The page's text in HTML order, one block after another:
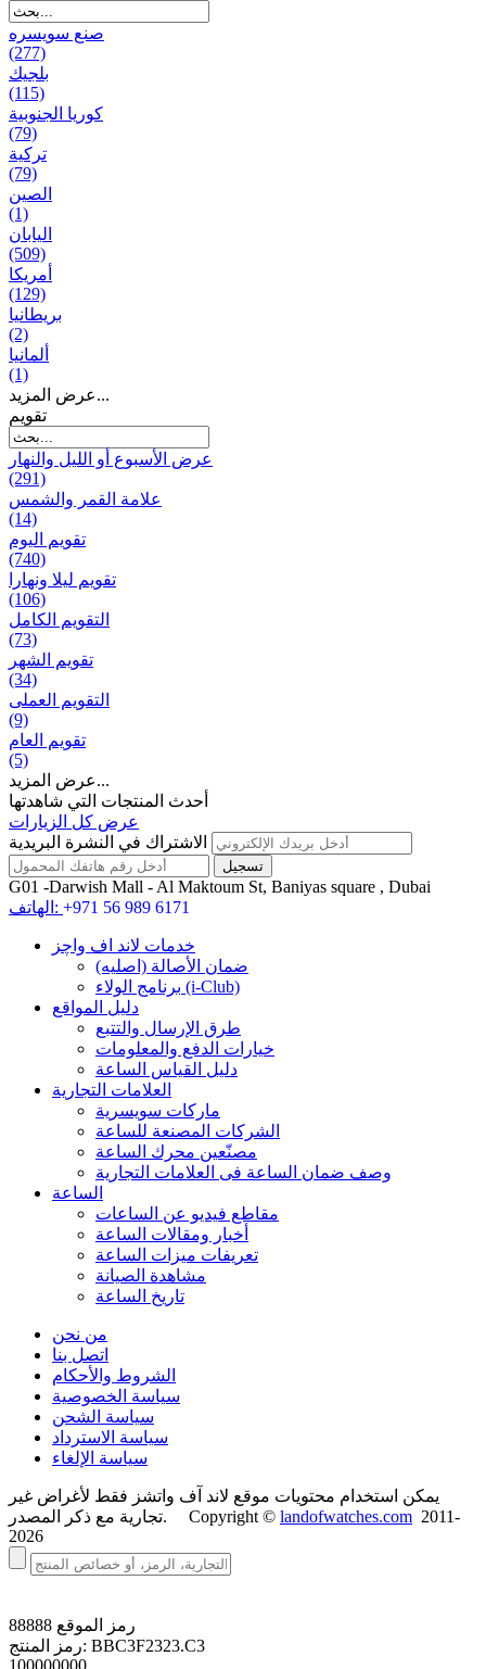
صنع سویسره
(277)
بلجيك
(115)
كوريا الجنوبية
(79)
تركية
(79)
الصين
(1)
اليابان
(509)
أمريكا
(129)
بریطانیا
(2)
ألمانيا
(1)
عرض المزيد...
تقويم
عرض الأسبوع أو الليل والنهار
(291)
علامة القمر والشمس
(14)
تقویم الیوم
(740)
تقويم ليلا ونهارا
(106)
التقويم الكامل
(73)
تقويم الشهر
(34)
التقويم العملی
(9)
تقويم العام
(5)
عرض المزيد...
أحدث المنتجات التي شاهدتها
عرض كل الزيارات
الاشتراك في النشرة البريدية
G01 -Darwish Mall - Al Maktoum St, Baniyas square , Dubai
الهاتف: +971 56 989 6171
خدمات لاند اف واچز
ضمان الأصالة (اصلیه)
برنامج الولاء (i-Club)
دليل المواقع
طرق الإرسال والتتبع
خيارات الدفع والمعلومات
دليل القياس الساعة
العلامات التجارية
ماركات سويسرية
الشركات المصنعة للساعة
مصنّعين محرك الساعة
وصف ضمان الساعة فی العلامات التجارية
الساعة
مقاطع فيديو عن الساعات
أخبار ومقالات الساعة
تعريفات ميزات الساعة
مشاهدة الصيانة
تاريخ الساعة
من نحن
اتصل بنا
الشروط والأحكام
سياسة الخصوصية
سياسة الشحن
سياسة الاسترداد
سياسة الإلغاء
يمكن استخدام محتويات موقع لاند آف واتشز فقط لأغراض غير
تجارية مع ذكر المصدر. Copyright © landofwatches.com 2011-
2026
رمز الموقع 88888
رمز المنتج: BBC3F2323.C3
100000000